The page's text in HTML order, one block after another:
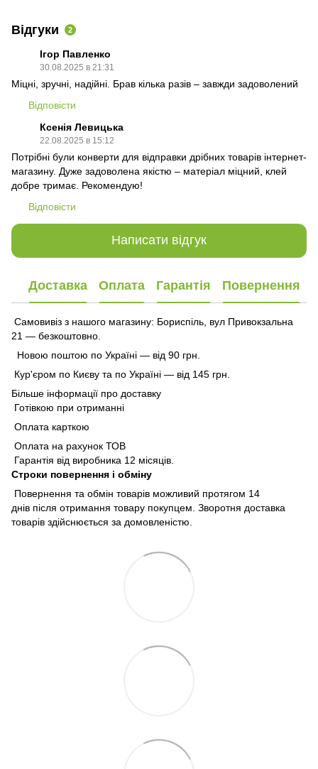
Відгуки 2
Ігор Павленко
30.08.2025 в 21:31
Міцні, зручні, надійні. Брав кілька разів – завжди задоволений
Відповісти
Ксенія Левицька
22.08.2025 в 15:12
Потрібні були конверти для відправки дрібних товарів інтернет-
магазину. Дуже задоволена якістю – матеріал міцний, клей
добре тримає. Рекомендую!
Відповісти
Написати відгук
Доставка Оплата Гарантія Повернення
Самовивіз з нашого магазину: Бориспіль, вул Привокзальна
21 — безкоштовно.
Новою поштою по Україні — від 90 грн.
Кур'єром по Києву та по Україні — від 145 грн.
Більше інформації про доставку
Готівкою при отриманні
Оплата карткою
Оплата на рахунок ТОВ
Гарантія від виробника 12 місяців.
Строки повернення і обміну
Повернення та обмін товарів можливий протягом 14
днів після отримання товару покупцем. Зворотня доставка
товарів здійснюється за домовленістю.